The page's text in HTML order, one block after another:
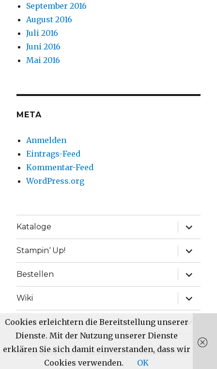
September 2016
August 2016
Juli 2016
Juni 2016
Mai 2016
META
Anmelden
Eintrags-Feed
Kommentar-Feed
WordPress.org
Kataloge
Stampin‘ Up!
Bestellen
Wiki
Über mich
Stamp Art by Katja Stolz präsentiert von WordPress
Cookies erleichtern die Bereitstellung unserer
Dienste. Mit der Nutzung unserer Dienste
erklären Sie sich damit einverstanden, dass wir
Cookies verwenden.
OK